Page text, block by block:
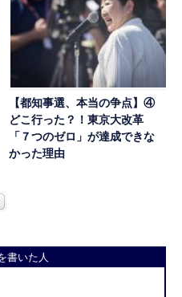
【都知事選、本当の争点】④
どこ行った？！東京大改革
「７つのゼロ」が達成できな
かった理由
書いた人